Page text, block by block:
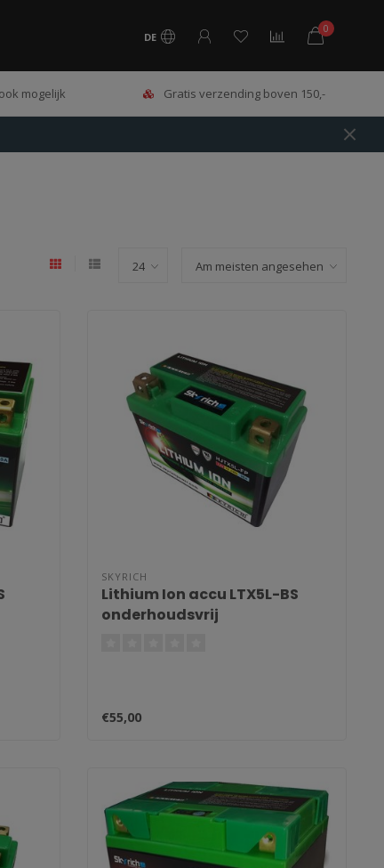
DE
0
mogelijk Gratis verzending boven 150,-
SKYRICH
Lithium Ion accu LTX5L-BS
onderhoudsvrij
€55,00